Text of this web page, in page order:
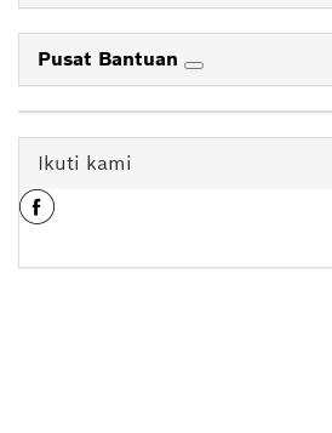
Pusat Bantuan
Ikuti kami